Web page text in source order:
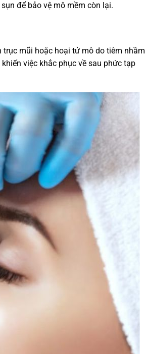
để bảo vệ mô mềm còn lại.
mũi hoặc hoại tử mô do tiêm nhầm
việc khắc phục về sau phức tạp